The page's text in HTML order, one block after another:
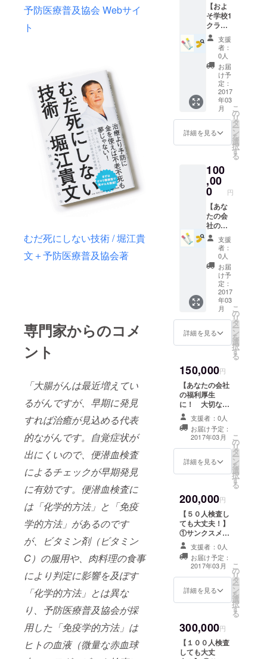
予防医療普及協会 Webサイ
ト
むだ死にしない技術 / 堀江貴
文＋予防医療普及協会著
専門家からのコメ
ント
「大腸がんは最近増えてい
るがんですが、早期に発見
すれば治癒が見込める代表
的ながんです。自覚症状が
出にくいので、便潜血検査
によるチェックが早期発見
に有効です。便潜血検査に
は「化学的方法」と「免疫
学的方法」があるのです
が、ビタミン剤（ビタミン
C）の服用や、肉料理の食事
により判定に影響を及ぼす
「化学的方法」とは異な
り、予防医療普及協会が採
用した「免疫学的方法」は
ヒトの血液（微量な赤血球
【およ
そ学校1
クラス
のみん
なで一
緒に検
査しよ
う！】
①サン
クス
メール
と活動
報告 ②
検査
キット
２５個
(特別価
格) 送料
込み ③
ステッ
カー✖
２５枚
支援
者：
0人
お届
け予
定：
2017
年03
月
詳細を見る
こ
の
リ
タ
ー
ン
を
選
択
す
る
100
,00
0 円
【あな
たの会
社の福
利厚生
に！
大切な
社員を
守ろ
う！】
①サン
クス
メール
と活動
報告 ②
検査
キット
セット
(特別価
格) 送料
込み ③
ステッ
カー✖
３０枚
支援
者：
0人
お届
け予
定：
2017
年03
月
詳細を見る
こ
の
リ
タ
ー
ン
を
選
択
す
る
150,000円
【あなたの会社
の福利厚生
に！ 大切な社
員を守ろう！】
①サンクスメー
ルと活動報告 ②
検査キット５０
個セット(特別価
格) 送料込み ③
支援者：0人
お届け予定：
2017年03月
詳細を見る
こ
の
リ
タ
ー
ン
を
選
択
す
る
200,000円
【５０人検査し
ても大丈夫！】
①サンクスメー
ルと活動報告 ②
検査キット５０
個セット(特別価
格) 送料込み ③
スポンサーとし
てサイトにロゴ
掲載 ④メンバー
ための相談・ア
ドバイス
支援者：0人
お届け予定：
2017年03月
詳細を見る
こ
の
リ
タ
ー
ン
を
選
択
す
る
300,000円
【１００人検査
しても大丈